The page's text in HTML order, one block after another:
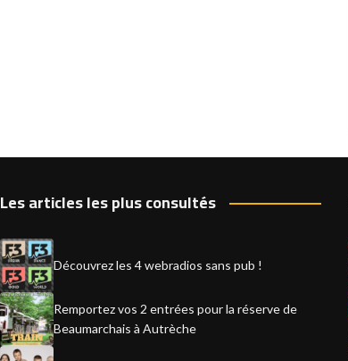
Les articles les plus consultés
Découvrez les 4 webradios sans pub !
Remportez vos 2 entrées pour la réserve de
Beaumarchais à Autrèche